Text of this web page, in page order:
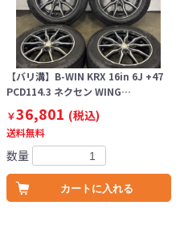
【バリ溝】B-WIN KRX 16in 6J +47
PCD114.3 ネクセン WING…
￥36,801 (税込)
送料無料
数量
カートに入れる